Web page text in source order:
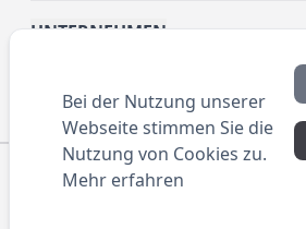
UNTERNEHMEN
INFORMATIONEN
© 2016 ANYBRAND.de. All Rights
Preisangaben sind Nettopreise zzgl.
Kein Privatverkauf. Unser Angebot
Bei der Nutzung unserer
Webseite stimmen Sie die
Nutzung von Cookies zu.
Mehr erfahren